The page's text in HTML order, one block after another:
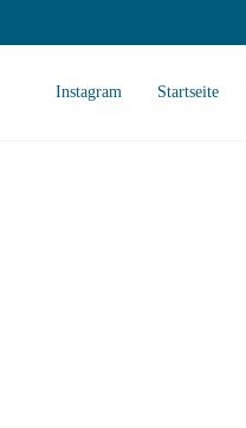
Instagram Startseite